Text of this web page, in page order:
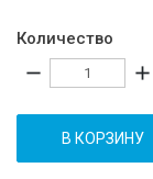
Количество
remove add
В КОРЗИНУ